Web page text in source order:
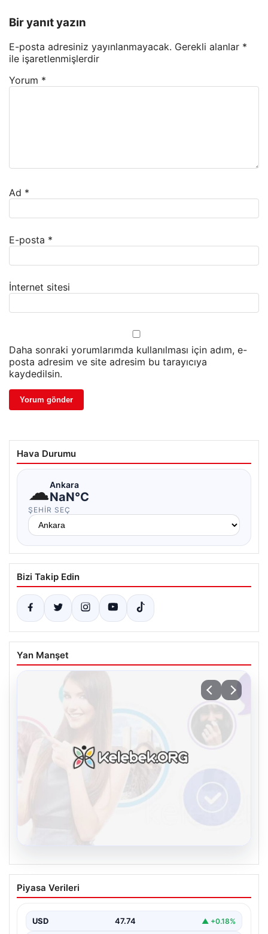
Bir yanıt yazın
E-posta adresiniz yayınlanmayacak. Gerekli alanlar *
ile işaretlenmişlerdir
Yorum *
Ad *
E-posta *
İnternet sitesi
Daha sonraki yorumlarımda kullanılması için adım, e-
posta adresim ve site adresim bu tarayıcıya
kaydedilsin.
Hava Durumu
☁Ankara
NaN°C
ŞEHIR SEÇ
Bizi Takip Edin
Yan Manşet
08.08.2026
Kelebek.Org İle Sanal İletişimin Seviyeli
Adresi Ve Sohbet Deneyimi
oluşturması büyük bir hassasiyet ifade etmektedir.
Halen…
Piyasa Verileri
USD 47.74 ▲ +0.18%